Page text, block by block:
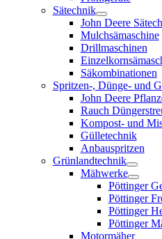
Sätechnik
John Deere
Mulchsämaschine
Drillmaschinen
Säkombinationen
Spritzen-, Dünge- und
John Deere
Rauch
Kompost- und
Gülletechnik
Anbauspritzen
Grünlandtechnik
Mähwerke
Pöttinger
Pöttinger
Pöttinger
Pöttinger
Motormäher